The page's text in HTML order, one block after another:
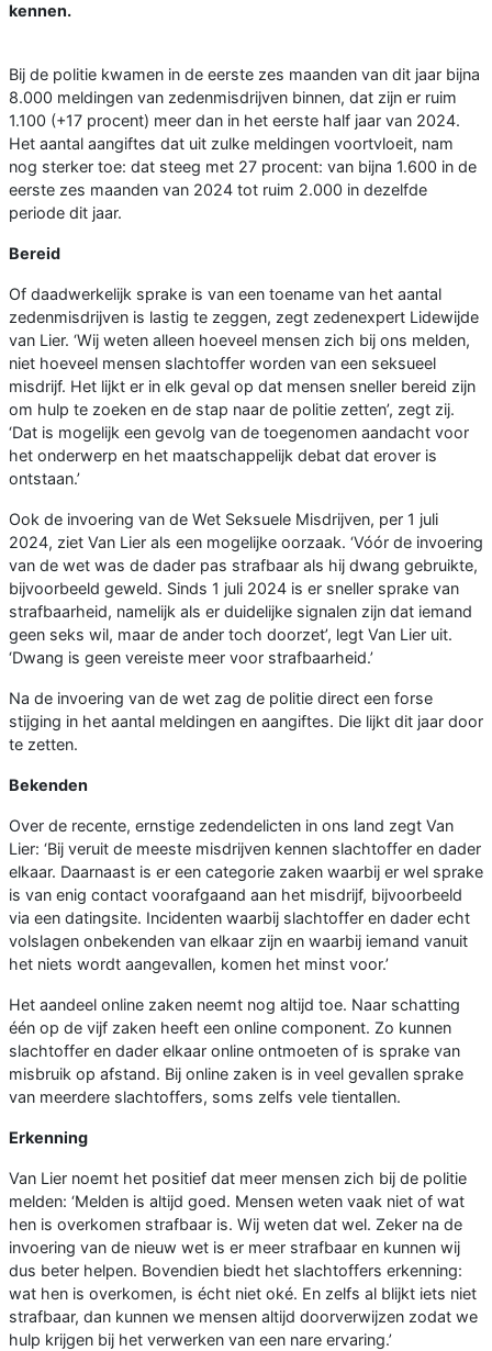
kennen.
Bij de politie kwamen in de eerste zes maanden van dit jaar bijna
8.000 meldingen van zedenmisdrijven binnen, dat zijn er ruim
1.100 (+17 procent) meer dan in het eerste half jaar van 2024.
Het aantal aangiftes dat uit zulke meldingen voortvloeit, nam
nog sterker toe: dat steeg met 27 procent: van bijna 1.600 in de
eerste zes maanden van 2024 tot ruim 2.000 in dezelfde
periode dit jaar.
Bereid
Of daadwerkelijk sprake is van een toename van het aantal
zedenmisdrijven is lastig te zeggen, zegt zedenexpert Lidewijde
van Lier. ‘Wij weten alleen hoeveel mensen zich bij ons melden,
niet hoeveel mensen slachtoffer worden van een seksueel
misdrijf. Het lijkt er in elk geval op dat mensen sneller bereid zijn
om hulp te zoeken en de stap naar de politie zetten’, zegt zij.
‘Dat is mogelijk een gevolg van de toegenomen aandacht voor
het onderwerp en het maatschappelijk debat dat erover is
ontstaan.’
Ook de invoering van de Wet Seksuele Misdrijven, per 1 juli
2024, ziet Van Lier als een mogelijke oorzaak. ‘Vóór de invoering
van de wet was de dader pas strafbaar als hij dwang gebruikte,
bijvoorbeeld geweld. Sinds 1 juli 2024 is er sneller sprake van
strafbaarheid, namelijk als er duidelijke signalen zijn dat iemand
geen seks wil, maar de ander toch doorzet’, legt Van Lier uit.
‘Dwang is geen vereiste meer voor strafbaarheid.’
Na de invoering van de wet zag de politie direct een forse
stijging in het aantal meldingen en aangiftes. Die lijkt dit jaar door
te zetten.
Bekenden
Over de recente, ernstige zedendelicten in ons land zegt Van
Lier: ‘Bij veruit de meeste misdrijven kennen slachtoffer en dader
elkaar. Daarnaast is er een categorie zaken waarbij er wel sprake
is van enig contact voorafgaand aan het misdrijf, bijvoorbeeld
via een datingsite. Incidenten waarbij slachtoffer en dader echt
volslagen onbekenden van elkaar zijn en waarbij iemand vanuit
het niets wordt aangevallen, komen het minst voor.’
Het aandeel online zaken neemt nog altijd toe. Naar schatting
één op de vijf zaken heeft een online component. Zo kunnen
slachtoffer en dader elkaar online ontmoeten of is sprake van
misbruik op afstand. Bij online zaken is in veel gevallen sprake
van meerdere slachtoffers, soms zelfs vele tientallen.
Erkenning
Van Lier noemt het positief dat meer mensen zich bij de politie
melden: ‘Melden is altijd goed. Mensen weten vaak niet of wat
hen is overkomen strafbaar is. Wij weten dat wel. Zeker na de
invoering van de nieuw wet is er meer strafbaar en kunnen wij
dus beter helpen. Bovendien biedt het slachtoffers erkenning:
wat hen is overkomen, is écht niet oké. En zelfs al blijkt iets niet
strafbaar, dan kunnen we mensen altijd doorverwijzen zodat we
hulp krijgen bij het verwerken van een nare ervaring.’